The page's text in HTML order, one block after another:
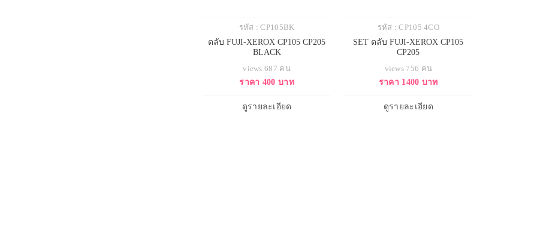
รหัส : CP105BK
ตลับ FUJI-XEROX CP105 CP205
BLACK
views 687 คน
ราคา 400 บาท
ดูรายละเอียด
รหัส : CP105 4CO
SET ตลับ FUJI-XEROX CP105
CP205
views 756 คน
ราคา 1400 บาท
ดูรายละเอียด